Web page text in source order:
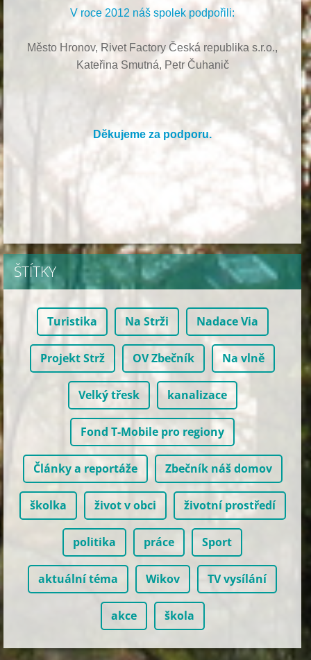
V roce 2012 náš spolek podpořili:
Město Hronov, Rivet Factory Česká republika s.r.o.,
Kateřina Smutná, Petr Čuhanič
Děkujeme za podporu.
ŠTÍTKY
Turistika Na Strži Nadace Via
Projekt Strž OV Zbečník Na vlně
Velký třesk kanalizace
Fond T-Mobile pro regiony
Články a reportáže Zbečník náš domov
školka život v obci životní prostředí
politika práce Sport
aktuální téma Wikov TV vysílání
akce škola